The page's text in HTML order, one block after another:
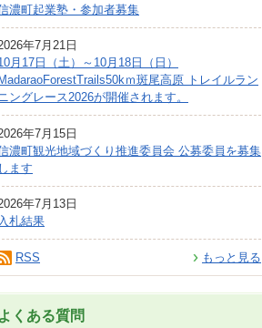
濃町起業塾・参加者募集
年7月21日
月17日（土）～10月18日（日）
MadaraoForestTrails50kｍ斑尾高原 トレイルラン
ングレース2026が開催されます。
年7月15日
濃町観光地域づくり推進委員会 公募委員を募集
します
年7月13日
入札結果
もっと見る
RSS
よくある質問